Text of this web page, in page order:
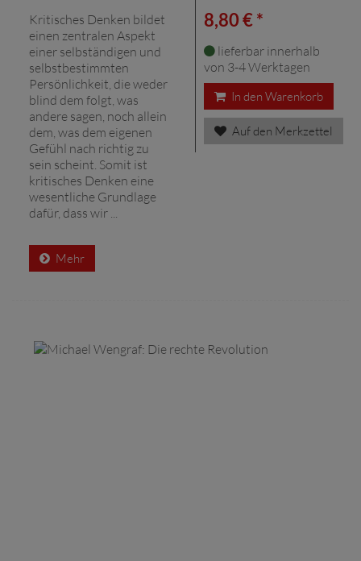
Kritisches Denken bildet
einen zentralen Aspekt
einer selbständigen und
selbstbestimmten
Persönlichkeit, die weder
blind dem folgt, was
andere sagen, noch allein
dem, was dem eigenen
Gefühl nach richtig zu
sein scheint. Somit ist
kritisches Denken eine
wesentliche Grundlage
dafür, dass wir ...
Mehr
8,80 € *
lieferbar innerhalb
von 3-4 Werktagen
In den Warenkorb
Auf den Merkzettel